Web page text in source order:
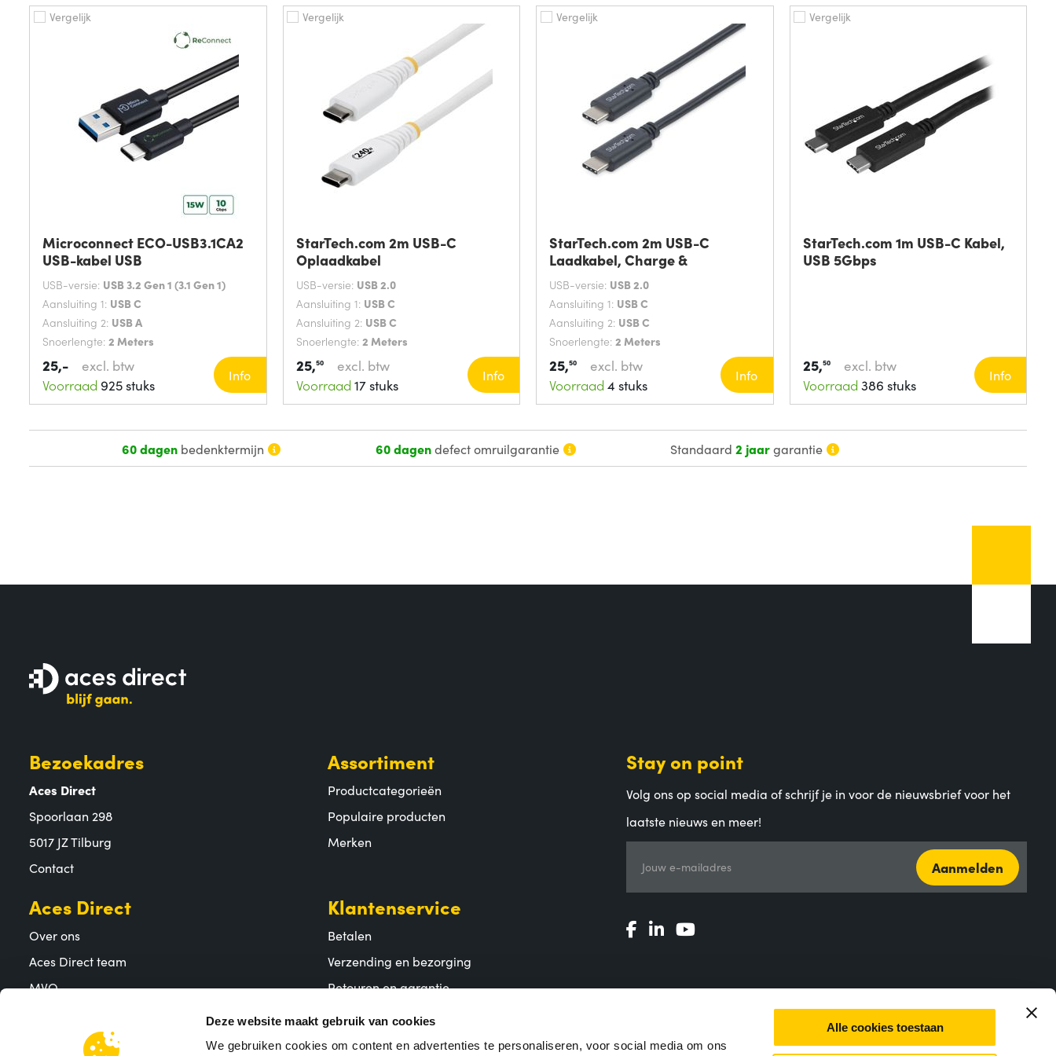
Deze website maakt gebruik van cookies
We gebruiken cookies om content en advertenties te personaliseren, voor social media om ons
Alle cookies toestaan
Vergelijk
Microconnect ECO-USB3.1CA2
USB-kabel USB
USB-versie: USB 3.2 Gen 1 (3.1 Gen 1)
Aansluiting 1: USB C
Aansluiting 2: USB A
Snoerlengte: 2 Meters
25,-
excl. btw
Voorraad 925 stuks
Info
Vergelijk
StarTech.com 2m USB-C
Oplaadkabel
USB-versie: USB 2.0
Aansluiting 1: USB C
Aansluiting 2: USB C
Snoerlengte: 2 Meters
25,50
excl. btw
Voorraad 17 stuks
Info
Vergelijk
StarTech.com 2m USB-C
Laadkabel, Charge &
USB-versie: USB 2.0
Aansluiting 1: USB C
Aansluiting 2: USB C
Snoerlengte: 2 Meters
25,50
excl. btw
Voorraad 4 stuks
Info
Vergelijk
StarTech.com 1m USB-C Kabel,
USB 5Gbps
25,50
excl. btw
Voorraad 386 stuks
Info
60 dagenbedenktermijn 60 dagendefect omruilgarantie Standaard2 jaargarantie
Bezoekadres
Aces Direct
Spoorlaan 298
5017 JZ Tilburg
Contact
Assortiment
Productcategorieën
Populaire producten
Merken
Aces Direct
Over ons
Aces Direct team
MVO
Klantenservice
Betalen
Verzending en bezorging
Retouren en garantie
Veelgestelde vragen
Stay on point
Volg ons op social media of schrijf je in voor de nieuwsbrief voor het
laatste nieuws en meer!
Jouw e-mailadres Aanmelden